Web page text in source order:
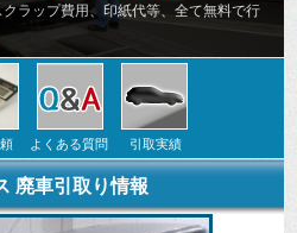
ラップ費用、印紙代等、全て無料で行
ッフ
りと
よくある質問
廃車全般に関
するよくある
引取実績
廃車で引取っ
た車や下取で
買取った車の
廃車引取り情報